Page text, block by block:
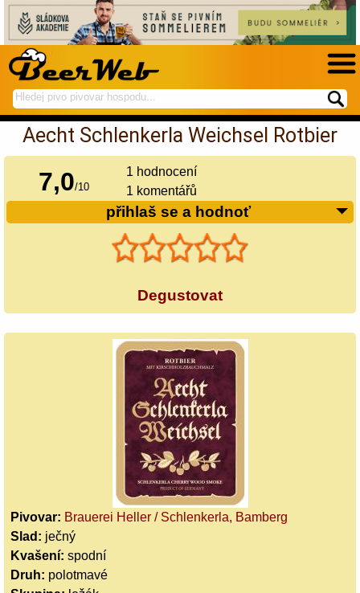
hledej
na
BeerWeb
spustí
hledání
Aecht Schlenkerla Weichsel Rotbier
7,0/10
1 hodnocení
1 komentářů
přihlaš se a hodnoť
Degustovat
Pivovar: Brauerei Heller / Schlenkerla, Bamberg
Slad: ječný
Kvašení: spodní
Druh: polotmavé